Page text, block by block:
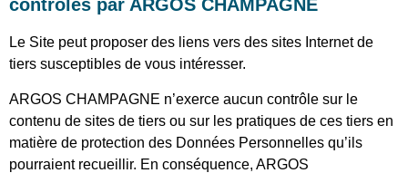
contrôlés par ARGOS CHAMPAGNE
Le Site peut proposer des liens vers des sites Internet de
tiers susceptibles de vous intéresser.
ARGOS CHAMPAGNE n’exerce aucun contrôle sur le
contenu de sites de tiers ou sur les pratiques de ces tiers en
matière de protection des Données Personnelles qu’ils
pourraient recueillir. En conséquence, ARGOS